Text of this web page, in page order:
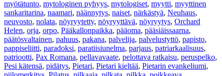
myötätunto, mytologinen pyhyys, mytologiset, myytti, myyttinen
sankaritarina, naamari, näännytys, naiset, närkästyä, Neuhaus,
neuvosto, nolata, nöyryytetty, nöyryyttävä, nöyryytys, Orchard
Helen, orja, orpo, Pääkallonpaikka, pääoma, pääsiäissaarna,
päätösvaltainen, pahuus, pakana, palvelija, palvelustyttö, papisto,
pappiseliitti, paradoksi, paratiisiunelma, parjaus, patriarkaalisuus,
patriootti, Pax Romana, pellavavaate, pelottava ratkaisu, peruspelko,
Pesi kätensä, pidätys, Pietari, Pietari kieltää, Pietarin evankeliumi,